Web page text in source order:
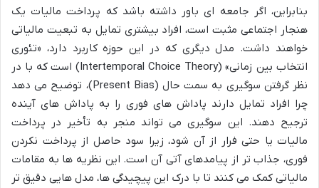
بنابراین، اگر جامعه ای باور داشته باشد که پرداخت مالیات یک
هنجار اجتماعی مثبت است، افراد بیشتری تمایل به تبعیت مالیاتی
خواهند داشت. مدل دیگری که در این حوزه کاربرد دارد، «تئوری
انتخاب بین زمانی» (Intertemporal Choice Theory) است که با در
نظر گرفتن سوگیری به سمت حال (Present Bias)، توضیح می دهد
چرا افراد تمایل دارند پاداش های فوری را به پاداش های آینده
ترجیح دهند. این سوگیری می تواند منجر به تأخیر در پرداخت
مالیات یا حتی فرار از آن شود، زیرا سود حاصل از پرداخت نکردن
فوری، جذاب تر از پیامدهای آتی آن است. این نظریه ها به مقامات
مالیاتی کمک می کنند تا با درک این پیچیدگی ها، مدل هایی دقیق تر